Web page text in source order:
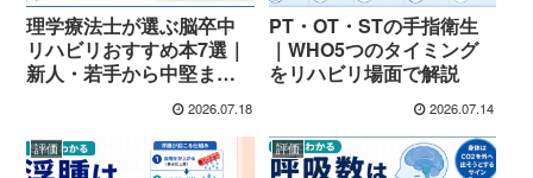
理学療法士が選ぶ脳卒中
リハビリおすすめ本7選｜
新人・若手から中堅まで
2026.07.18
PT・OT・STの手指衛生
｜WHO5つのタイミング
をリハビリ場面で解説
2026.07.14
評価 評価